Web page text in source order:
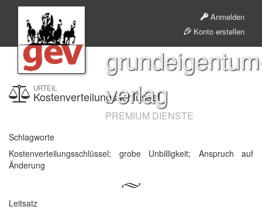
Anmelden
Konto erstellen
verlag
PREMIUM DIENSTE
URTEIL
Kostenverteilungsschlüssel
Schlagworte
Kostenverteilungsschlüssel; grobe Unbilligkeit; Anspruch auf
Änderung
Leitsatz